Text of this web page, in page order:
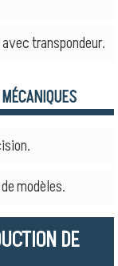
transpondeur.
modèles.
DE